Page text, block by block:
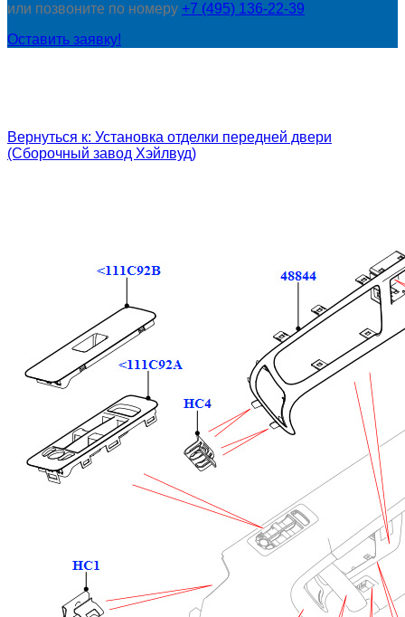
или позвоните по номеру +7 (495) 136-22-39
Оставить заявку!
Вернуться к: Установка отделки передней двери
(Сборочный завод Хэйлвуд)